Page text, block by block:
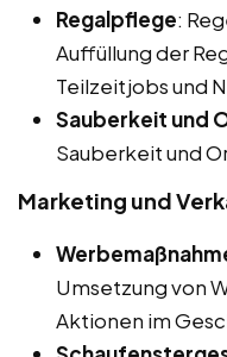
Regalpflege:
Auffüllung der
Teilzeitjobs und
Sauberkeit und
Sauberkeit und
Marketing und
Umsetzung von
Aktionen im